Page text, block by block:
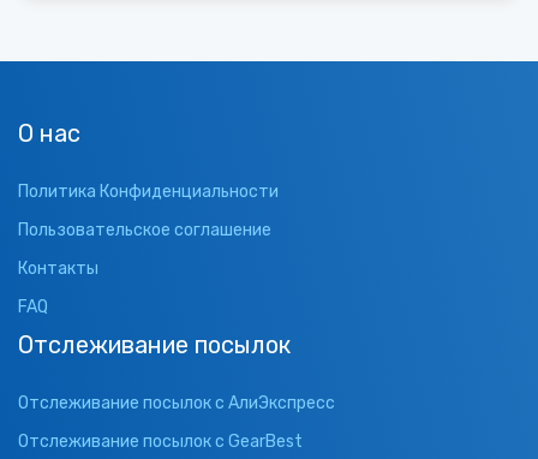
О нас
Политика Конфиденциальности
Пользовательское соглашение
Контакты
FAQ
Отслеживание посылок
Отслеживание посылок с АлиЭкспресс
Отслеживание посылок с GearBest